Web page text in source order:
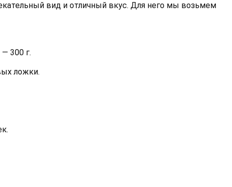
вид и отличный вкус. Для него мы возьмем
300 г.
ложки.